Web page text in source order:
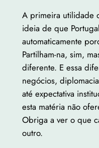
A primeira utilidade
ideia de que
automaticamente
Partilham-na, sim,
diferente. E essa
negócios,
até expectativa
esta matéria não
Obriga a ver o que
outro.